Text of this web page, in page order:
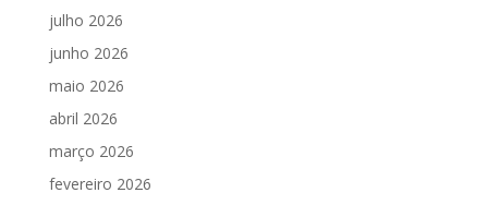
julho 2026
junho 2026
maio 2026
abril 2026
março 2026
fevereiro 2026